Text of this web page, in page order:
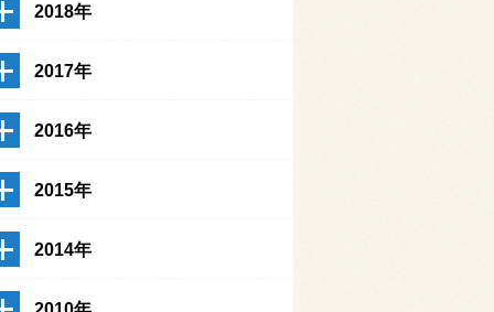
2018年
2017年
2016年
2015年
2014年